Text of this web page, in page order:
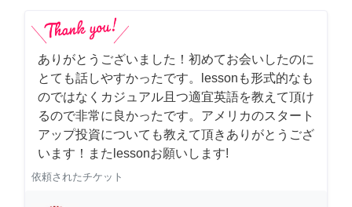
ありがとうございました！初めてお会いしたのに
とても話しやすかったです。lessonも形式的なも
のではなくカジュアル且つ適宜英語を教えて頂け
るので非常に良かったです。アメリカのスタート
アップ投資についても教えて頂きありがとうござ
います！またlessonお願いします!
依頼されたチケット